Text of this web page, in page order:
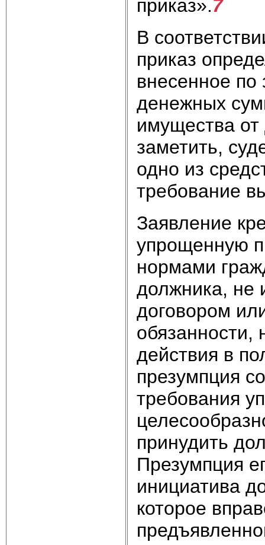
приказ».7
В
приказ
внесенное по
денежных
имущества
заметить,
одно из
требование
Заявление
упрощенную
нормами
должника, не
договором
действия в
презумпция
требования
принудить
Презумпция
инициатива
которое